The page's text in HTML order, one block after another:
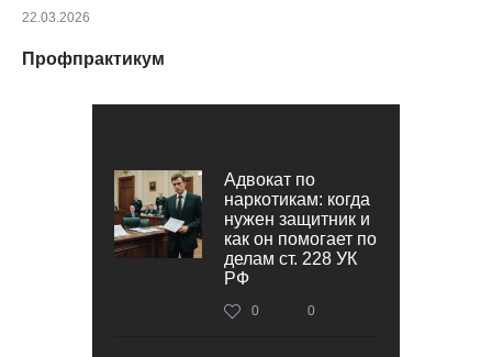
22.03.2026
Профпрактикум
Адвокат по
наркотикам: когда
нужен защитник и
как он помогает по
делам ст. 228 УК
РФ
0 0